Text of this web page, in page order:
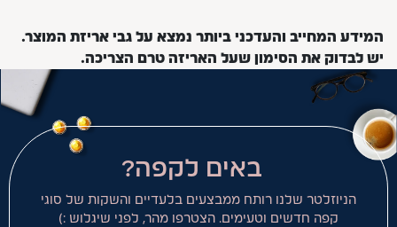
המידע המחייב והעדכני ביותר נמצא על גבי אריזת המוצר.
יש לבדוק את הסימון שעל האריזה טרם הצריכה.
באים לקפה?
הניוזלטר שלנו רותח ממבצעים בלעדיים והשקות של סוגי
קפה חדשים וטעימים. הצטרפו מהר, לפני שיגלוש :)